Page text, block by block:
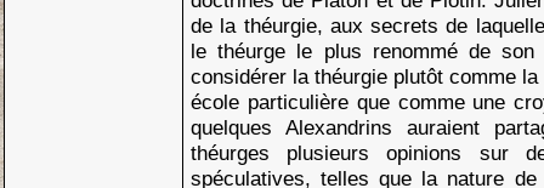
de la théurgie, aux secrets de
le théurge le plus renommé de son
considérer la théurgie plutôt comme
école particulière que comme une
quelques Alexandrins auraient
théurges plusieurs opinions sur
spéculatives, telles que la nature